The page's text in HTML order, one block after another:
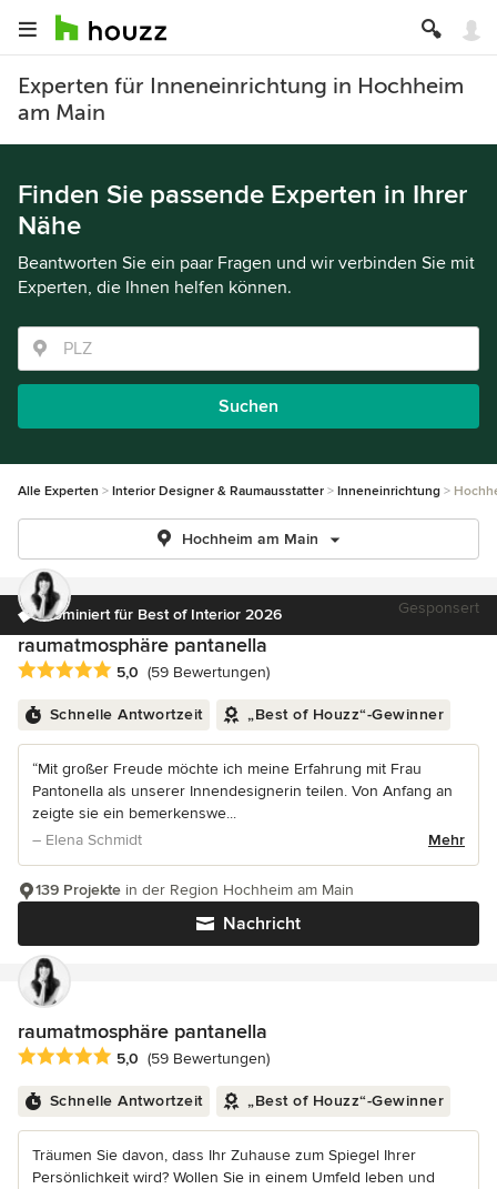
Experten für Inneneinrichtung in Hochheim
am Main
Finden Sie passende Experten in Ihrer
Nähe
Beantworten Sie ein paar Fragen und wir verbinden Sie mit
Experten, die Ihnen helfen können.
Suchen
Alle Experten Interior Designer & Raumausstatter Inneneinrichtung
Hochheim am Main
Nominiert für Best of Interior 2026 Gesponsert
raumatmosphäre pantanella
Durchschnittliche Bewertung: 5 von 5 Sternen
5,0 (59 Bewertungen)
Schnelle Antwortzeit „Best of Houzz“-Gewinner
“Mit großer Freude möchte ich meine Erfahrung mit Frau
Pantonella als unserer Innendesignerin teilen. Von Anfang an
zeigte sie ein bemerkenswe...
– Elena Schmidt
Mehr
Nachricht
139 Projekte in der Region Hochheim am Main
raumatmosphäre pantanella
Durchschnittliche Bewertung: 5 von 5 Sternen
5,0 (59 Bewertungen)
Schnelle Antwortzeit „Best of Houzz“-Gewinner
Träumen Sie davon, dass Ihr Zuhause zum Spiegel Ihrer
Persönlichkeit wird? Wollen Sie in einem Umfeld leben und